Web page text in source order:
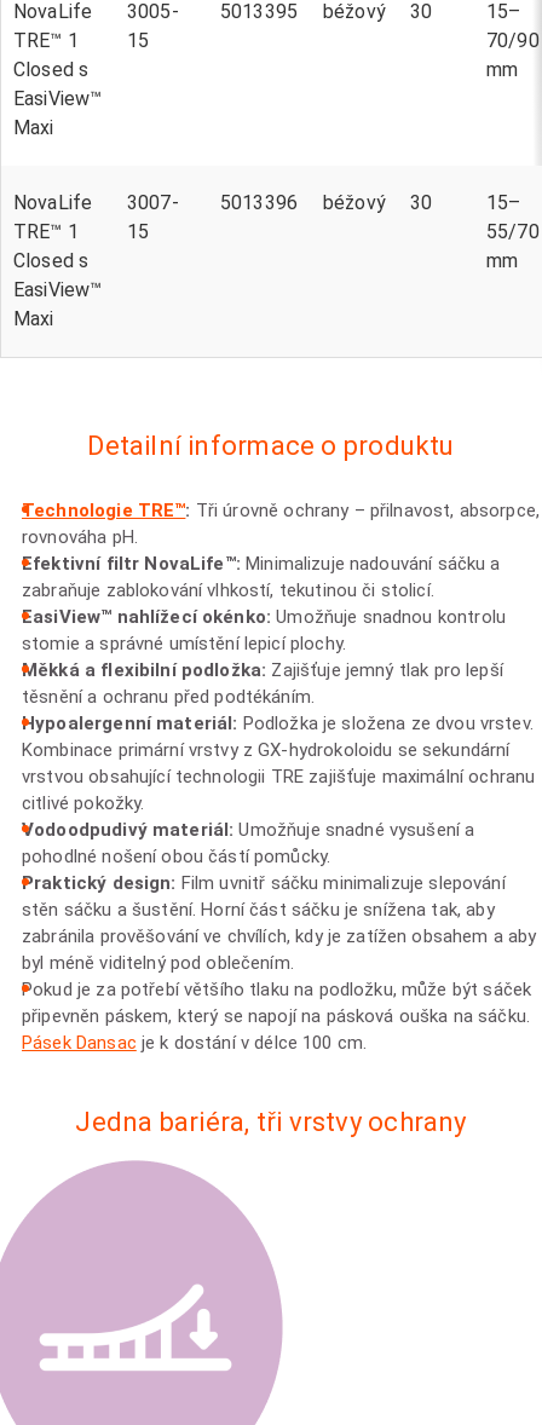
NovaLife
TRE™ 1
Closed s
EasiView™
Maxi
3005-
15
5013395 béžový 30
15–
70/90
mm
NovaLife
TRE™ 1
Closed s
EasiView™
Maxi
3007-
15
5013396 béžový 30
15–
55/70
mm
Detailní informace o produktu
Technologie TRE™: Tři úrovně ochrany – přilnavost, absorpce,
rovnováha pH.
Efektivní filtr NovaLife™: Minimalizuje nadouvání sáčku a
zabraňuje zablokování vlhkostí, tekutinou či stolicí.
EasiView™ nahlížecí okénko:Umožňuje snadnou kontrolu
stomie a správné umístění lepicí plochy.
Měkká a flexibilní podložka: Zajišťuje jemný tlak pro lepší
těsnění a ochranu před podtékáním.
Hypoalergenní materiál: Podložka je složena ze dvou vrstev.
Kombinace primární vrstvy z GX-hydrokoloidu se sekundární
vrstvou obsahující technologii TRE zajišťuje maximální ochranu
citlivé pokožky.
Vodoodpudivý materiál: Umožňuje snadné vysušení a
pohodlné nošení obou částí pomůcky.
Praktický design: Film uvnitř sáčku minimalizuje slepování
stěn sáčku a šustění. Horní část sáčku je snížena tak, aby
zabránila prověšování ve chvílích, kdy je zatížen obsahem a aby
byl méně viditelný pod oblečením.
Pokud je za potřebí většího tlaku na podložku, může být sáček
připevněn páskem, který se napojí na pásková ouška na sáčku.
Pásek Dansac je k dostání v délce 100 cm.
Jedna bariéra, tři vrstvy ochrany